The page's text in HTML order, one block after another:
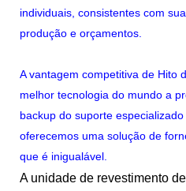
individuais, consistentes com
produção e orçamentos.
A vantagem competitiva de Hito
melhor tecnologia do mundo a
backup do suporte
oferecemos uma solução de
que é inigualável.
A unidade de revestimento